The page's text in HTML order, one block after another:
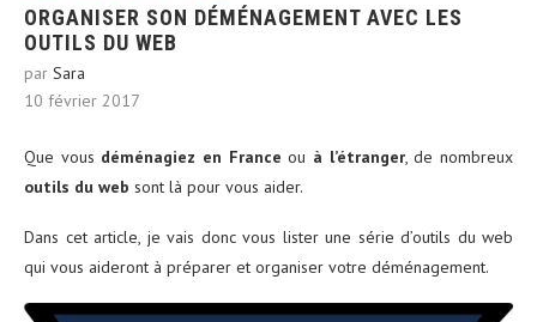
ORGANISER SON DÉMÉNAGEMENT AVEC LES
OUTILS DU WEB
par Sara
10 février 2017
Que vous déménagiez en France ou à l’étranger, de nombreux
outils du web sont là pour vous aider.
Dans cet article, je vais donc vous lister une série d’outils du web
qui vous aideront à préparer et organiser votre déménagement.